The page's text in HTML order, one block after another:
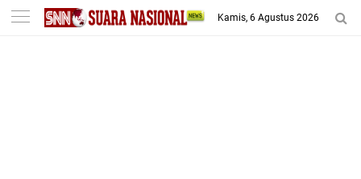
-->
Kamis, 6 Agustus 2026